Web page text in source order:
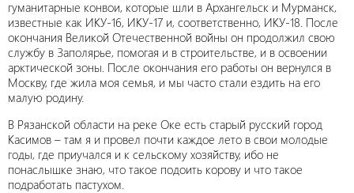
гуманитарные конвои, которые шли в Архангельск и Мурманск,
известные как ИКУ-16, ИКУ-17 и, соответственно, ИКУ-18. После
окончания Великой Отечественной войны он продолжил свою
службу в Заполярье, помогая и в строительстве, и в освоении
арктической зоны. После окончания его работы он вернулся в
Москву, где жила моя семья, и мы часто стали ездить на его
малую родину.
В Рязанской области на реке Оке есть старый русский город
Касимов – там я и провел почти каждое лето в свои молодые
годы, где приучался и к сельскому хозяйству, ибо не
понаслышке знаю, что такое подоить корову и что такое
подработать пастухом.